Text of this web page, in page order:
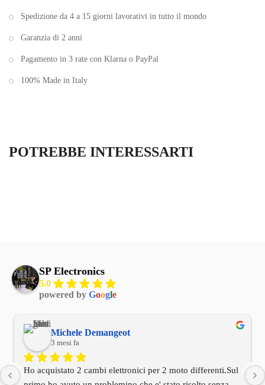
Spedizione da 4 a 15 giorni lavorativi in tutto il mondo
Garanzia di 2 anni
Pagamento in 3 rate con Klarna o PayPal
100% Made in Italy
POTREBBE INTERESSARTI
SP Electronics
5.0
powered by Google
Michele Demangeot
3 mesi fa
Ho acquistato 2 cambi elettronici per 2 moto differenti.Sul